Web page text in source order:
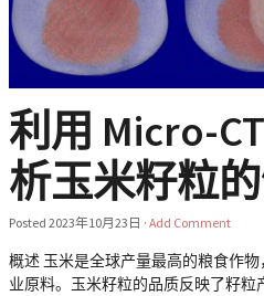
利用 Micro-
析玉米籽粒
Posted 2023年10月23日 · Add Comment
概述 玉米是全球产量最高的粮食作
业原料。玉米籽粒的品质反映了籽